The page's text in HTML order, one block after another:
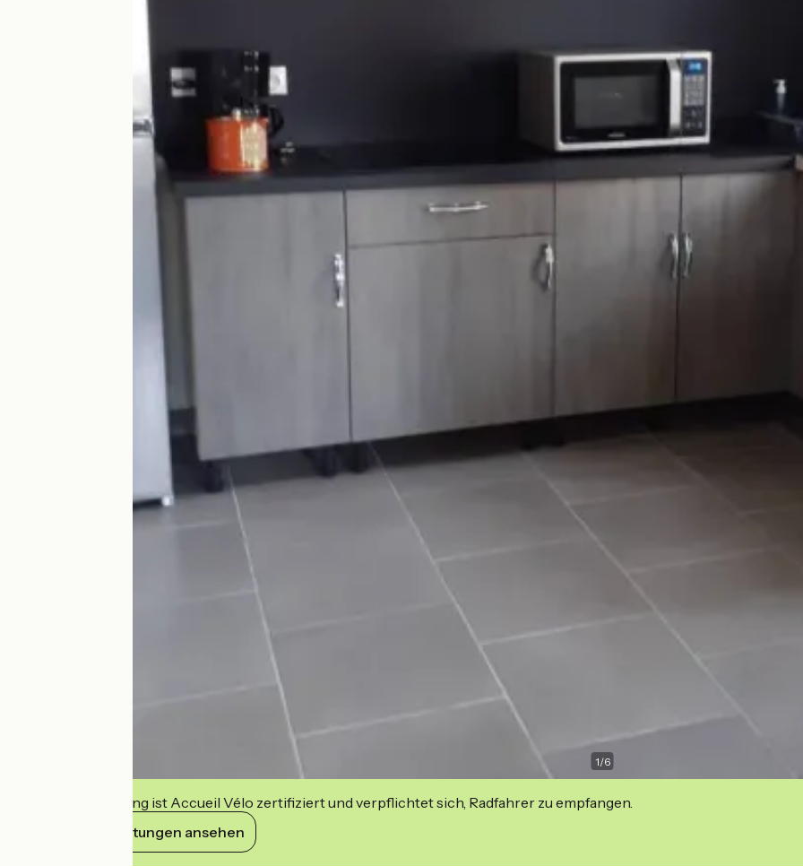
1/6
Diese Einrichtung ist Accueil Vélo zertifiziert und verpflichtet sich, Radfahrer zu empfangen.
Ihre Verpflichtungen ansehen